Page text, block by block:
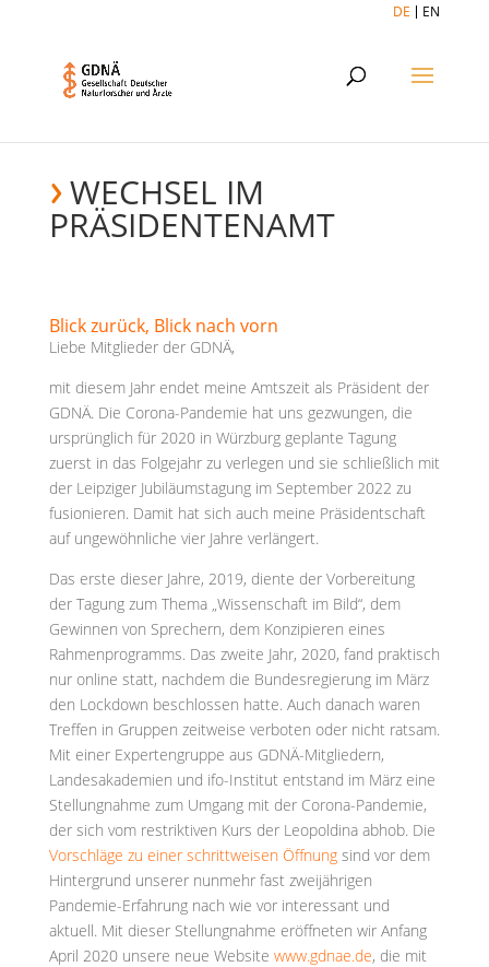
DE EN
WECHSEL IM
PRÄSIDENTENAMT
Blick zurück, Blick nach vorn
Liebe Mitglieder der GDNÄ,
mit diesem Jahr endet meine Amtszeit als Präsident der
GDNÄ. Die Corona-Pandemie hat uns gezwungen, die
ursprünglich für 2020 in Würzburg geplante Tagung
zuerst in das Folgejahr zu verlegen und sie schließlich mit
der Leipziger Jubiläumstagung im September 2022 zu
fusionieren. Damit hat sich auch meine Präsidentschaft
auf ungewöhnliche vier Jahre verlängert.
Das erste dieser Jahre, 2019, diente der Vorbereitung
der Tagung zum Thema „Wissenschaft im Bild“, dem
Gewinnen von Sprechern, dem Konzipieren eines
Rahmenprogramms. Das zweite Jahr, 2020, fand praktisch
nur online statt, nachdem die Bundesregierung im März
den Lockdown beschlossen hatte. Auch danach waren
Treffen in Gruppen zeitweise verboten oder nicht ratsam.
Mit einer Expertengruppe aus GDNÄ-Mitgliedern,
Landesakademien und ifo-Institut entstand im März eine
Stellungnahme zum Umgang mit der Corona-Pandemie,
der sich vom restriktiven Kurs der Leopoldina abhob. Die
Vorschläge zu einer schrittweisen Öffnungsind vor dem
Hintergrund unserer nunmehr fast zweijährigen
Pandemie-Erfahrung nach wie vor interessant und
aktuell. Mit dieser Stellungnahme eröffneten wir Anfang
April 2020 unsere neue Website www.gdnae.de, die mit